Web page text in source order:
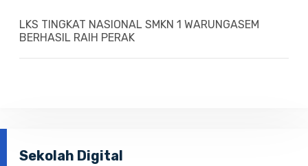
LKS TINGKAT NASIONAL SMKN 1 WARUNGASEM
BERHASIL RAIH PERAK
Sekolah Digital